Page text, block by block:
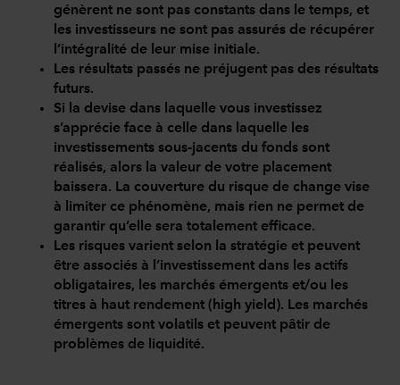
génèrent ne sont pas constants dans le temps, et
les investisseurs ne sont pas assurés de récupérer
l’intégralité de leur mise initiale.
Les résultats passés ne préjugent pas des résultats
futurs.
Si la devise dans laquelle vous investissez
s’apprécie face à celle dans laquelle les
investissements sous-jacents du fonds sont
réalisés, alors la valeur de votre placement
baissera. La couverture du risque de change vise
à limiter ce phénomène, mais rien ne permet de
garantir qu’elle sera totalement efficace.
Les risques varient selon la stratégie et peuvent
être associés à l’investissement dans les actifs
obligataires, les marchés émergents et/ou les
titres à haut rendement (high yield). Les marchés
émergents sont volatils et peuvent pâtir de
problèmes de liquidité.